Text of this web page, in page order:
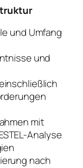
und Umfang
und
mit
Analyse
nach